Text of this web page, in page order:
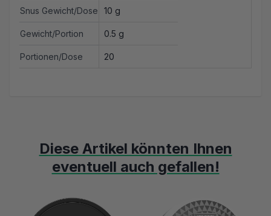
Snus Gewicht/Dose 10 g
Gewicht/Portion 0.5 g
Portionen/Dose 20
Diese Artikel könnten Ihnen
eventuell auch gefallen!
Mit der Tabulatortaste können Sie durch die Elemente des
Clicken, um das Karussell zu überspringen
Clicken, um zur Karussell-Navigation zu gelangen